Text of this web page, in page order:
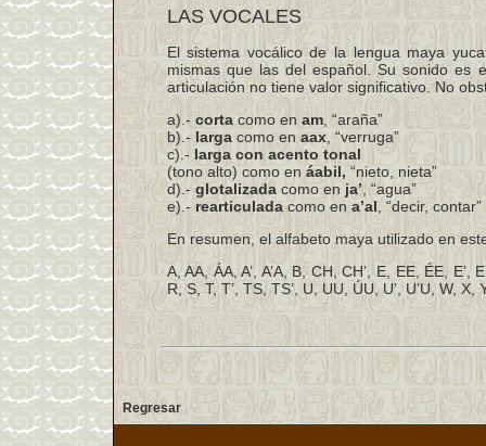
LAS VOCALES
El sistema vocálico de la lengua maya
mismas que las del español. Su sonido es
articulación no tiene valor significativo. No
a).-cortacomo enam, “araña”
b).-largacomo enaax, “verruga”
c).-larga con acento tonal
(tono alto) como enáabil,“nieto, nieta”
d).-glotalizadacomo enja’, “agua”
e).-rearticuladacomo en a’al, “decir, contar”
En resumen, el alfabeto maya utilizado en
A, AA, ÁA, A’, A’A, B, CH, CH’, E, EE, ÉE, E’,
R, S, T, T’, TS, TS’, U, UU, ÚU, U’, U’U, W, X,
Regresar